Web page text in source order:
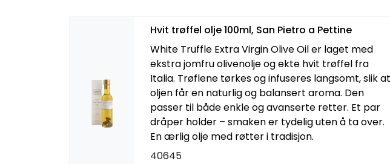
Hvit trøffel olje 100ml, San Pietro a Pettine
White Truffle Extra Virgin Olive Oil er laget med
ekstra jomfru olivenolje og ekte hvit trøffel fra
Italia. Trøflene tørkes og infuseres langsomt, slik at
oljen får en naturlig og balansert aroma. Den
passer til både enkle og avanserte retter. Et par
dråper holder – smaken er tydelig uten å ta over.
En ærlig olje med røtter i tradisjon.
40645